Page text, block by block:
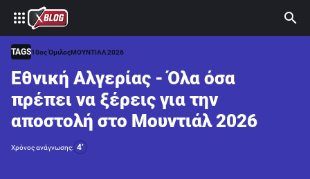
⚽ ΜΟΥΝΤΙΑΛ 2026
ΣΤΟΙΧΗΜΑ
CASINO
ΠΡΟΓΝΩΣΤΙΚΑ ΤIPSTERS
ΠΡΟΓΝΩΣΤΙΚΑ ΚΑΤΗΓΟΡΙΕΣ
TAGS10ος ΌμιλοςΜΟΥΝΤΙΑΛ 2026
Εθνική Αλγερίας - Όλα όσα
πρέπει να ξέρεις για την
αποστολή στο Μουντιάλ 2026
Χρόνος ανάγνωσης: 4’